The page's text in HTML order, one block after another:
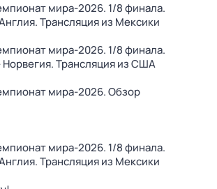
мира-2026. 1/8 финала.
Трансляция из Мексики
мира-2026. 1/8 финала.
Норвегия. Трансляция из США
мира-2026. Обзор
мира-2026. 1/8 финала.
Трансляция из Мексики